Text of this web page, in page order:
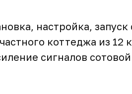
настройка,
коттеджа из 12
сигналов